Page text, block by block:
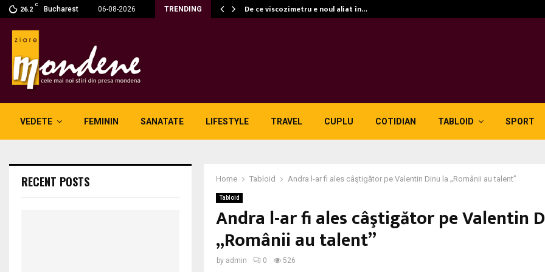
26.2
C
Bucharest 06-08-2026 TRENDING
fum: unde se potrivesc… De ce viscozimetru e noul aliat în…
VEDETE FEMININ SANATATE LIFESTYLE TRAVEL CUPLU COTIDIAN TABLOID SPORT
Home Tabloid Andra l-ar fi ales câştigător pe Valentin Dinu la „Românii au talent”
Tabloid
Andra l-ar fi ales câştigător pe Valentin
„Românii au talent”
by admin 0 526
RECENT POSTS